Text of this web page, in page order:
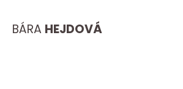
BÁRA HEJDOVÁ